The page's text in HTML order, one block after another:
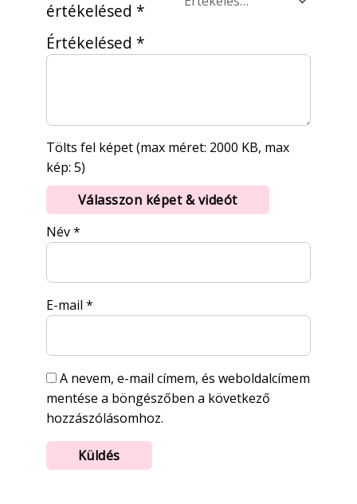
értékelésed *
Értékelésed *
Tölts fel képet (max méret: 2000 KB, max
kép: 5)
Válasszon képet & videót
Név*
E-mail *
A nevem, e-mail címem, és weboldalcímem
mentése a böngészőben a következő
hozzászólásomhoz.